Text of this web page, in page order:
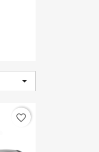

favorite_border